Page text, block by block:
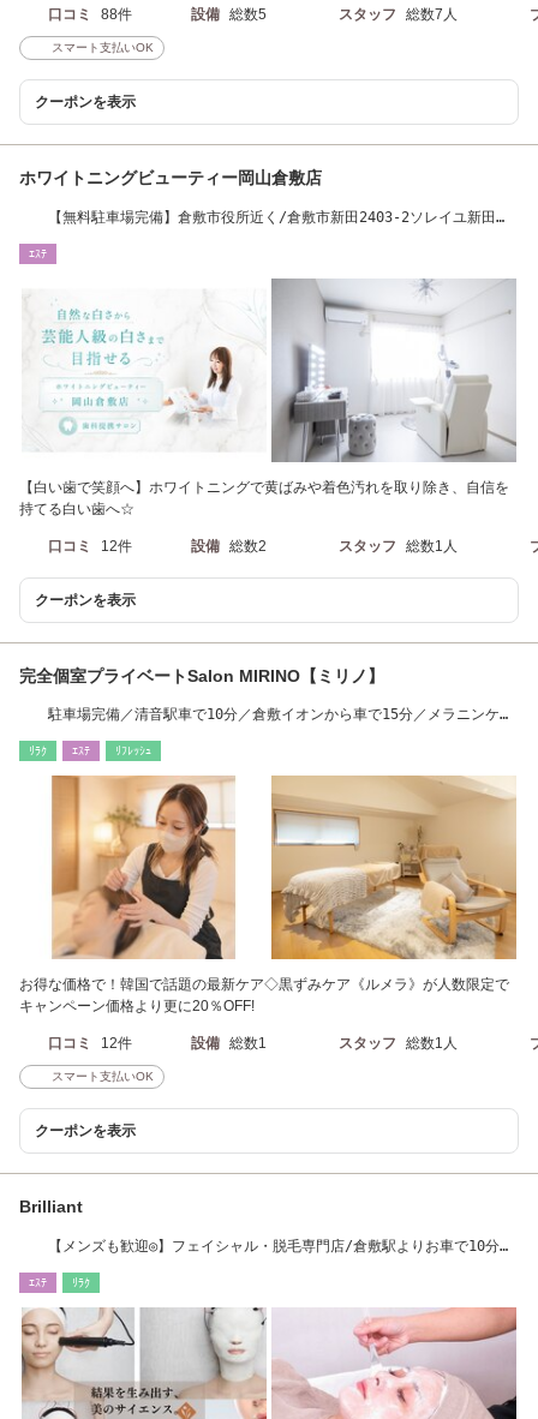
口コミ 88件 設備 総数5 スタッフ 総数7人
スマート支払いOK
クーポンを表示
ホワイトニングビューティー岡山倉敷店
【無料駐車場完備】倉敷市役所近く/倉敷市新田2403-2ソレイユ新田
ｴｽﾃ
【白い歯で笑顔へ】ホワイトニングで黄ばみや着色汚れを取り除き、自信を
持てる白い歯へ☆
口コミ 12件 設備 総数2 スタッフ 総数1人
クーポンを表示
完全個室プライベートSalon MIRINO【ミリノ】
駐車場完備／清音駅車で10分／倉敷イオンから車で15分／メラニンケア
ﾘﾗｸ ｴｽﾃ ﾘﾌﾚｯｼｭ
お得な価格で！韓国で話題の最新ケア◇黒ずみケア《ルメラ》が人数限定で
キャンペーン価格より更に20％OFF!
口コミ 12件 設備 総数1 スタッフ 総数1人
スマート支払いOK
クーポンを表示
Brilliant
【メンズも歓迎◎】フェイシャル・脱毛専門店/倉敷駅よりお車で10分
ｴｽﾃ ﾘﾗｸ